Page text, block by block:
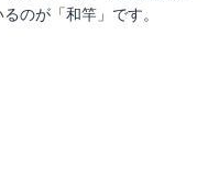
のが「和竿」です。